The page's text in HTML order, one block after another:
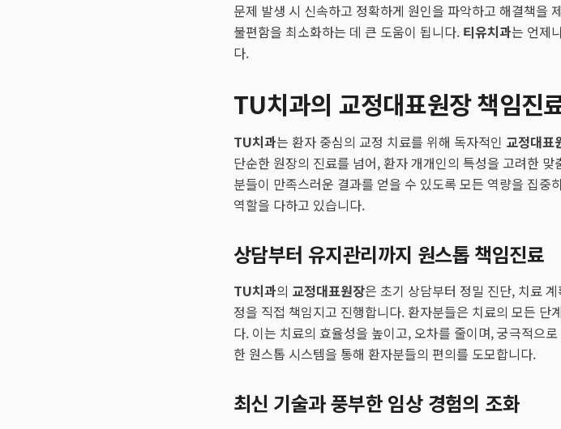
문제 발생 시 신속하고 정확하게 원인을 파악하고 해결책을
불편함을 최소화하는 데 큰 도움이 됩니다. 티유치과는 언제
다.
TU치과의 교정대표원장 책임진
TU치과는 환자 중심의 교정 치료를 위해 독자적인 교정대표
단순한 원장의 진료를 넘어, 환자 개개인의 특성을 고려한
분들이 만족스러운 결과를 얻을 수 있도록 모든 역량을 집중
역할을 다하고 있습니다.
상담부터 유지관리까지 원스톱 책임진료
TU치과의 교정대표원장은 초기 상담부터 정밀 진단, 치료
정을 직접 책임지고 진행합니다. 환자분들은 치료의 모든
다. 이는 치료의 효율성을 높이고, 오차를 줄이며, 궁극적으
한 원스톱 시스템을 통해 환자분들의 편의를 도모합니다.
최신 기술과 풍부한 임상 경험의 조화